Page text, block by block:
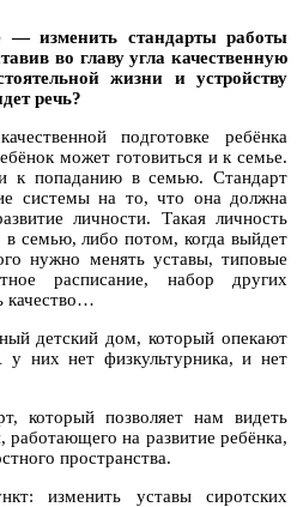
— изменить стандарты работы
во главу угла качественную
жизни и устройству
речь?
подготовке ребёнка
может готовиться и к семье.
к попаданию в семью. Стандарт
системы на то, что она должна
личности. Такая личность
в семью, либо потом, когда выйдет
нужно менять уставы, типовые
расписание, набор других
качество…
детский дом, который опекают
них нет физкультурника, и нет
который позволяет нам видеть
работающего на развитие ребёнка,
пространства.
изменить уставы сиротских